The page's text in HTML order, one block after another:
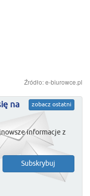
Źródło: e-biurowce.pl
zobacz ostatni
na
informacje z